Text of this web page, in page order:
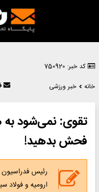
کد خبر: 750920
خانه
خبر ورزشی
تقوی: نمی‌شود به
فحش بدهید!
رئیس فدراسیون
ارومیه و فولاد